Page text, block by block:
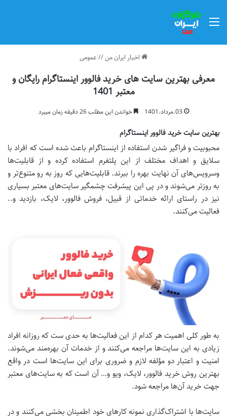
اخبار ایران من// عمومی
معرفی بهترین سایت های خرید فالوور اینستاگرام رایگان و
معتبر 1401
03.مرداد.1401 خواندن این مطلب 26 دقیقه زمان میبرد
بهترین سایت خرید فالوور اینستاگرام
محبوبیت و فراگیر شدن استفاده از اینستاگرام باعث شده است که افراد با
سلایق و اهداف مختلف از این پلتفرم استفاده کرده و از قابلیت‌ها
وسرویس‌های آن نهایت بهره را ببرند. قابلیت‌هایی که روز به رو متنوع‌تر و
به روز‌تر می‌شوند و در پی این پیشرفت چشمگیر سایت‌های معتبر بسیاری
نیز در راستای ارائه خدماتی از قبیل، فروش فالوور، لایک، بازدید و..
فعالیت می‌کنند.
به طور کلی اهمیت هر کدام از این فعالیت‌ها به حدی ست که روزانه افراد
زیادی به این سایت‌ها مراجعه می‌کنند و از خدمات آن بهره‌مند می‌شوند.
امنیت و اعتبار دو مؤلفه لازم و ضروری برای این سایت‌ها است در واقع
بهترین روش خرید فالوور، لایک، ویو و… آن است که به سایت‌های معتبر
جهت خرید آن‌ها مراجعه شود.
سایت‌ها با اشتراک‌گذاری نمونه کار‌های خود اطمینان بخشی می‌کنند و در